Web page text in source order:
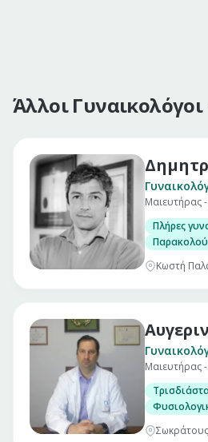
Άλλοι
Μαιευτήρας
Πλήρες
Kωστή
Μαιευτήρας
Σωκράτους